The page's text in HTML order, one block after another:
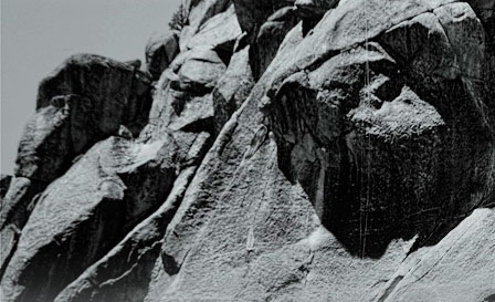
Liên hệ 0904.563.586
Natri phosphat - Na₃PO₄·12H₂O
Liên hệ 0904.563.586